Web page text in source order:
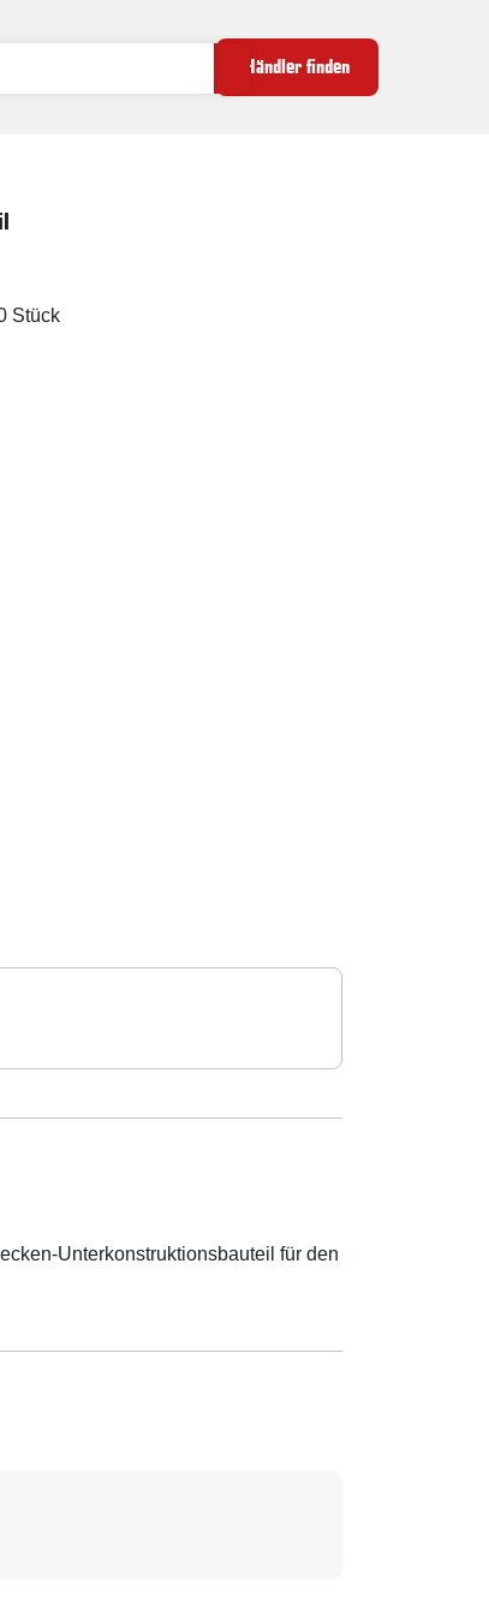
Händler finden
Stück
Unterkonstruktionsbauteil für den